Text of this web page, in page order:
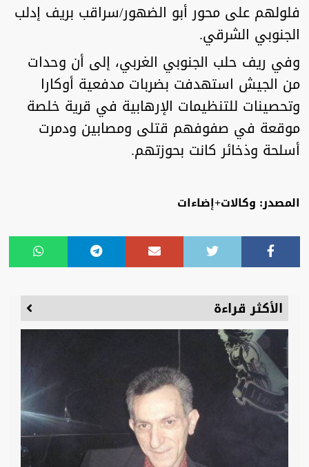
فلولهم على محور أبو الضهور/سراقب بريف إدلب
الجنوبي الشرقي.
وفي ريف حلب الجنوبي الغربي، إلى أن وحدات
من الجيش استهدفت بضربات مدفعية أوكارا
وتحصينات للتنظيمات الإرهابية في قرية خلصة
موقعة في صفوفهم قتلى ومصابين ودمرت
أسلحة وذخائر كانت بحوزتهم.
المصدر: وكالات+إضاءات
الأكثر قراءة